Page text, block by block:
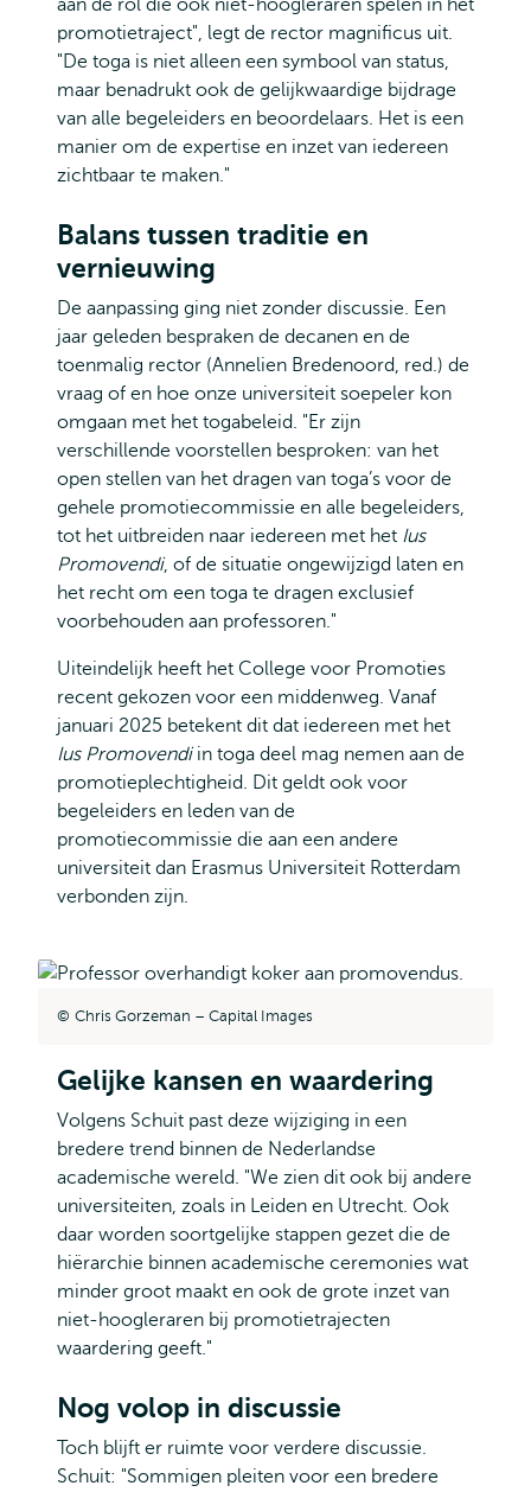
aan de rol die ook niet-hoogleraren spelen in het
promotietraject", legt de rector magnificus uit.
"De toga is niet alleen een symbool van status,
maar benadrukt ook de gelijkwaardige bijdrage
van alle begeleiders en beoordelaars. Het is een
manier om de expertise en inzet van iedereen
zichtbaar te maken."
Balans tussen traditie en
vernieuwing
De aanpassing ging niet zonder discussie. Een
jaar geleden bespraken de decanen en de
toenmalig rector (Annelien Bredenoord, red.) de
vraag of en hoe onze universiteit soepeler kon
omgaan met het togabeleid. "Er zijn
verschillende voorstellen besproken: van het
open stellen van het dragen van toga’s voor de
gehele promotiecommissie en alle begeleiders,
tot het uitbreiden naar iedereen met het Ius
Promovendi, of de situatie ongewijzigd laten en
het recht om een toga te dragen exclusief
voorbehouden aan professoren."
Uiteindelijk heeft het College voor Promoties
recent gekozen voor een middenweg. Vanaf
januari 2025 betekent dit dat iedereen met het
Ius Promovendiin toga deel mag nemen aan de
promotieplechtigheid. Dit geldt ook voor
begeleiders en leden van de
promotiecommissie die aan een andere
universiteit dan Erasmus Universiteit Rotterdam
verbonden zijn.
Chris Gorzeman – Capital Images
Gelijke kansen en waardering
Volgens Schuit past deze wijziging in een
bredere trend binnen de Nederlandse
academische wereld. "We zien dit ook bij andere
universiteiten, zoals in Leiden en Utrecht. Ook
daar worden soortgelijke stappen gezet die de
hiërarchie binnen academische ceremonies wat
minder groot maakt en ook de grote inzet van
niet-hoogleraren bij promotietrajecten
waardering geeft."
Nog volop in discussie
Toch blijft er ruimte voor verdere discussie.
Schuit: "Sommigen pleiten voor een bredere